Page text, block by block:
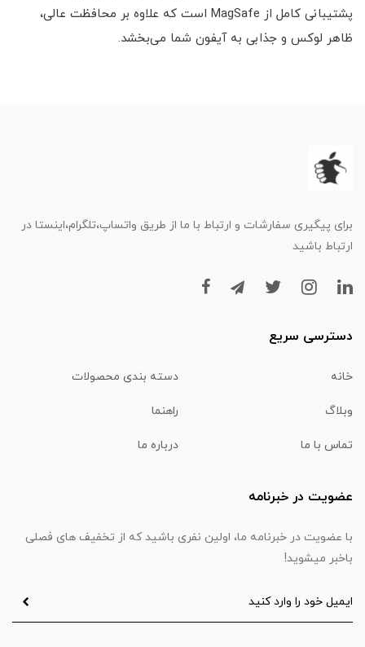
پشتیبانی کامل از MagSafe است که علاوه بر محافظت عالی،
ظاهر لوکس و جذابی به آیفون شما می‌بخشد.
برای پیگیری سفارشات و ارتباط با ما از طریق واتساپ،تلگرام،اینستا در
ارتباط باشید
دسترسی سریع
خانه دسته بندی محصولات
وبلاگ راهنما
تماس با ما درباره ما
عضویت در خبرنامه
با عضویت در خبرنامه ما، اولین نفری باشید که از تخفیف های فصلی
باخبر میشوید!